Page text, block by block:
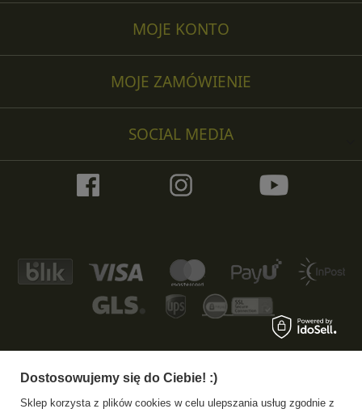
MOJE ZAMÓWIENIE
MOJE KONTO
SOCIAL MEDIA
+48 533 372 997 info@specshop.pl
SpecShop.pl,Bałtycka 6, 61-013Poznań
Dostosowujemy się do Ciebie! :)
Sklep korzysta z plików cookies w celu ulepszania usług zgodnie z